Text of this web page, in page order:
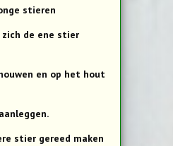
stieren
de ene stier
en op het hout
stier gereed maken